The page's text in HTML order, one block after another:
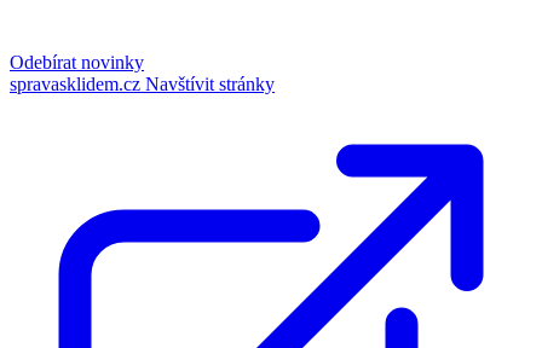
Odebírat novinky
spravasklidem.cz Navštívit stránky